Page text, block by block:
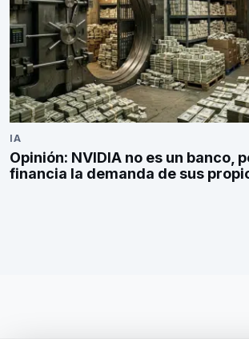
IA
Opinión: NVIDIA no es un banco,
financia la demanda de sus